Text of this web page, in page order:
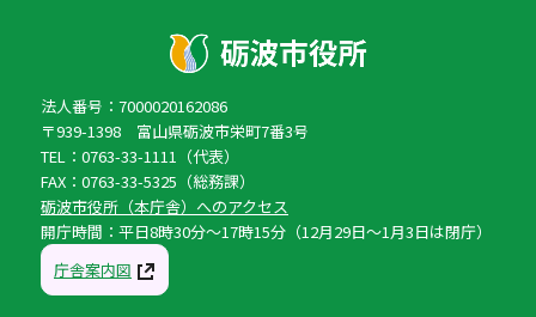
法人番号：7000020162086
〒939-1398 富山県砺波市栄町7番3号
TEL：0763-33-1111（代表）
FAX：0763-33-5325（総務課）
砺波市役所（本庁舎）へのアクセス
開庁時間：平日8時30分〜17時15分（12月29日〜1月3日は閉庁）
庁舎案内図